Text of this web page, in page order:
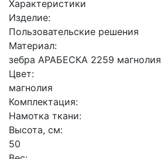
Характеристики
Изделие:
Пользовательские решения
Материал:
зебра АРАБЕСКА 2259 магнолия
Цвет:
магнолия
Комплектация:
Намотка ткани:
Высота, см:
50